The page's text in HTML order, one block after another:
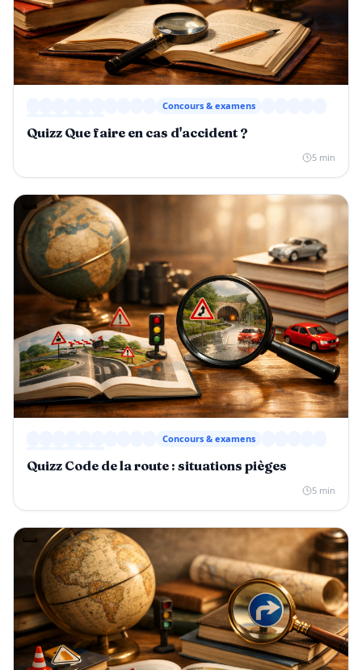
Concours & examens
Quizz Que faire en cas d'accident ?
5 min
Concours & examens
Quizz Code de la route : situations pièges
5 min